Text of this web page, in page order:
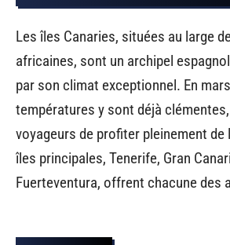
Les îles Canaries, situées au large
africaines, sont un archipel
par son climat exceptionnel. En
températures y sont déjà
voyageurs de profiter pleinement de
îles principales, Tenerife, Gran
Fuerteventura, offrent chacune des